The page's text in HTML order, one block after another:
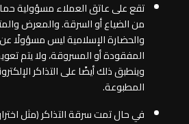
تقع على عاتق العملاء مسؤولية
من الضياع أو السرقة. والمعرض
والحضارة الإسلامية ليس مسؤولًا عن
المفقودة أو المسروقة، ولا يتم
وينطبق ذلك أيضًا على التذاكر
المطبوعة.
في حال تمت سرقة التذاكر (مثل